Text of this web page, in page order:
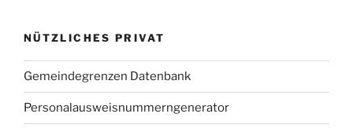
NÜTZLICHES PRIVAT
Gemeindegrenzen Datenbank
Personalausweisnummerngenerator